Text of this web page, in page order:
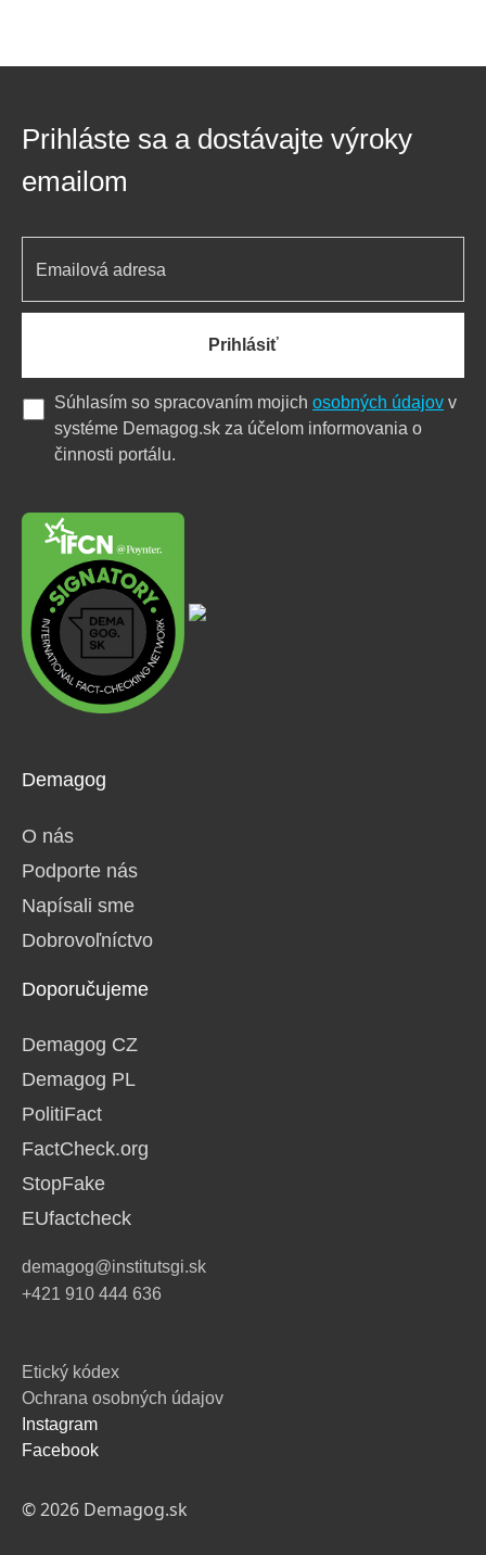
Demagog
O nás
Podporte nás
Napísali sme
Dobrovoľníctvo
Doporučujeme
Demagog CZ
Demagog PL
PolitiFact
FactCheck.org
StopFake
EUfactcheck
demagog@institutsgi.sk
+421 910 444 636
Prihláste sa a dostávajte výroky
emailom
Prihlásiť
Súhlasím so spracovaním mojich osobných údajov v
systéme Demagog.sk za účelom informovania o
činnosti portálu.
Etický kódex
Ochrana osobných údajov
Instagram
Facebook
© 2026 Demagog.sk